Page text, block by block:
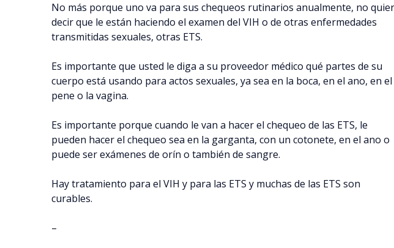
No más porque uno va para sus chequeos rutinarios anualmente, no
decir que le están haciendo el examen del VIH o de otras enfermedades
transmitidas sexuales, otras ETS.
Es importante que usted le diga a su proveedor médico qué partes de su
cuerpo está usando para actos sexuales, ya sea en la boca, en el ano, en el
pene o la vagina.
Es importante porque cuando le van a hacer el chequeo de las ETS, le
pueden hacer el chequeo sea en la garganta, con un cotonete, en el ano o
puede ser exámenes de orín o también de sangre.
Hay tratamiento para el VIH y para las ETS y muchas de las ETS son
curables.
–